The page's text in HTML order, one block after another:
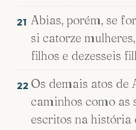
21 Abias, porém, se
si catorze
filhos e dezesseis
22 Os demais atos de
caminhos como as
escritos na história